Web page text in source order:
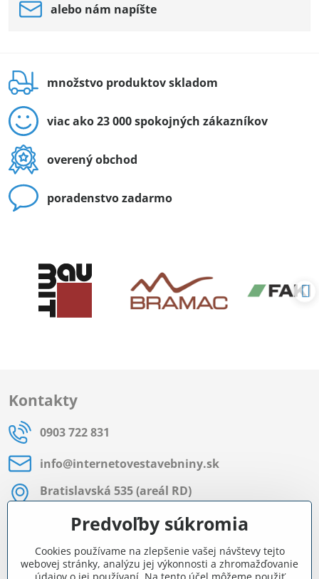
alebo nám napíšte
množstvo produktov skladom
viac ako 23 000 spokojných zákazníkov
overený obchod
poradenstvo zadarmo
Kontakty
0903 722 831
info​@internetovestavebniny​.sk
Bratislavská 535 (areál RD)
Most pri Bratislave
Pon - Pia 8:00 - 11:30 a 12:15 - 15:30
Facebook
Predvoľby súkromia
Cookies používame na zlepšenie vašej návštevy tejto
webovej stránky, analýzu jej výkonnosti a zhromažďovanie